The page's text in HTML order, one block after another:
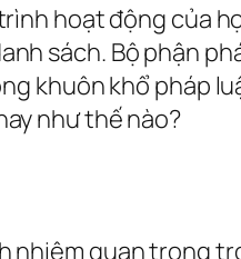
hoạt động của
sách. Bộ phận
khuôn khổ pháp
như thế nào?
nhiệm quan trọng